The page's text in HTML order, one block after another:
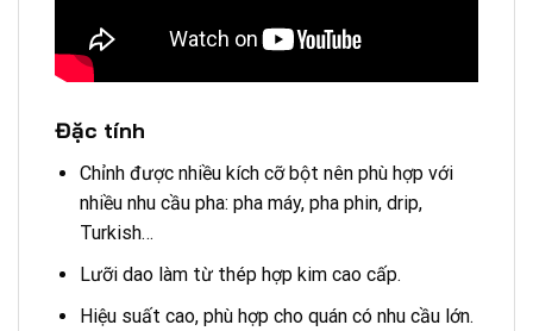
Đặc tính
Chỉnh được nhiều kích cỡ bột nên phù hợp với
nhiều nhu cầu pha: pha máy, pha phin, drip,
Turkish…
Lưỡi dao làm từ thép hợp kim cao cấp.
Hiệu suất cao, phù hợp cho quán có nhu cầu lớn.